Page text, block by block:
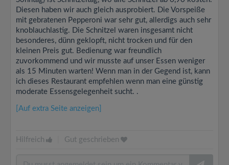
Diesen haben wir auch gleich ausprobiert. Die Vorspeiße
mit gebratenen Pepperoni war sehr gut, allerdigs auch sehr
knoblauchlastig. Die Schnitzel waren insgesamt nicht
besonderes, dünn geklopft, nicht trocken und für den
kleinen Preis gut. Bedienung war freundlich
zuvorkommend und wir musste auf unser Essen weniger
als 15 Minuten warten! Wenn man in der Gegend ist, kann
ich dieses Restaurant empfehlen wenn man eine günstig
moderate Essensgelegenheit sucht. .
[Auf extra Seite anzeigen]
Hilfreich Gut geschrieben